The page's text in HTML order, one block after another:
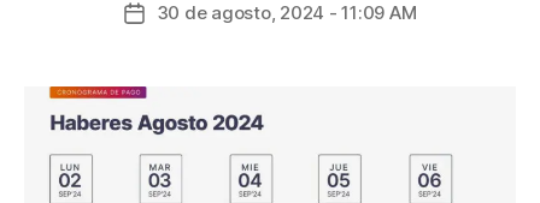
30 de agosto, 2024 - 11:09 AM